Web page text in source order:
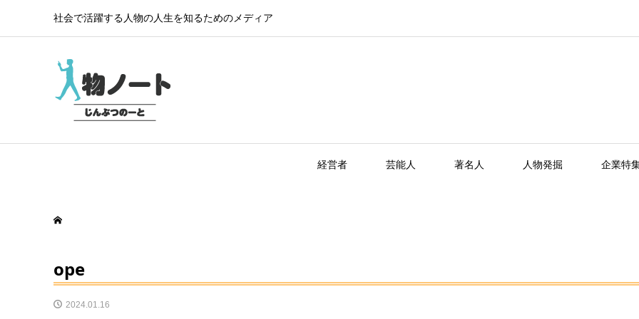
社会で活躍する人物の人生を知るためのメディア
経営者 芸能人 著名人 人物発掘 企業特
ope
2024.01.16